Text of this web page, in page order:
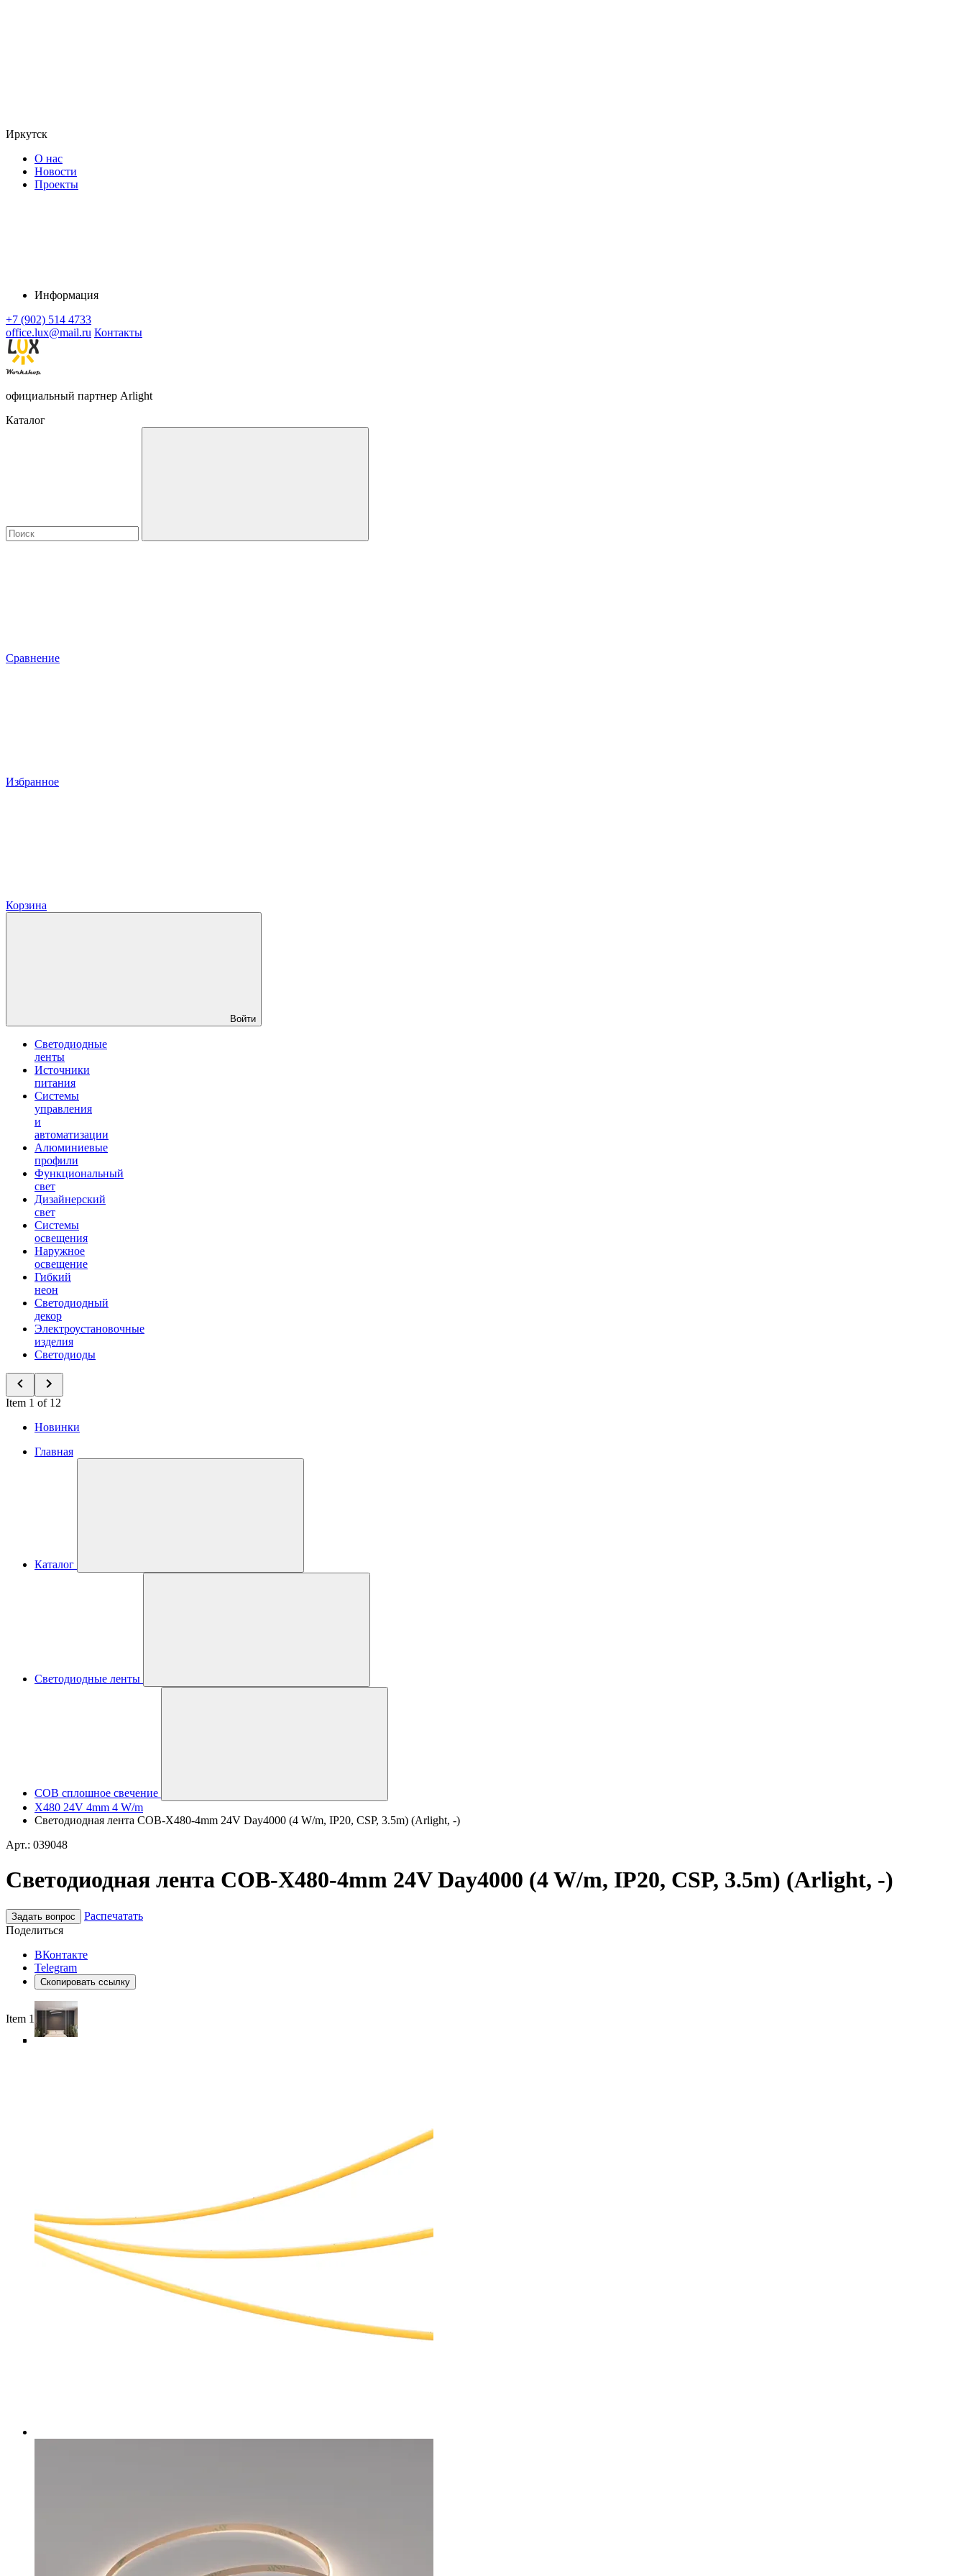
Иркутск
О нас
Новости
Проекты
Информация
+7 (902) 514 4733
office.lux@mail.ru Контакты
официальный партнер Arlight
Каталог
Сравнение
Избранное
Корзина
Войти
Светодиодные
ленты
Источники
питания
Системы
управления
и
автоматизации
Алюминиевые
профили
Функциональный
свет
Дизайнерский
свет
Системы
освещения
Наружное
освещение
Гибкий
неон
Светодиодный
декор
Электроустановочные
изделия
Светодиоды
Item 1 of 12
Новинки
Главная
Каталог
Светодиодные ленты
COB сплошное свечение
X480 24V 4mm 4 W/m
Светодиодная лента COB-X480-4mm 24V Day4000 (4 W/m, IP20, CSP, 3.5m) (Arlight, -)
Арт.: 039048
Светодиодная лента COB-X480-4mm 24V Day4000 (4 W/m, IP20, CSP, 3.5m) (Arlight, -)
Задать вопрос
Распечатать
Поделиться
ВКонтакте
Telegram
Скопировать ссылку
Item 1 of 6